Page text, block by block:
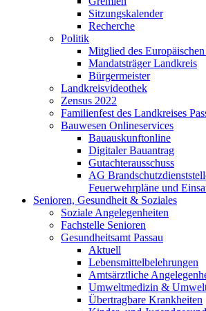
Sitzungskalender
Recherche
Politik
Mitglied des Europäischen
Mandatsträger Landkreis
Bürgermeister
Landkreisvideothek
Zensus 2022
Familienfest des Landkreises
Bauwesen Onlineservices
Bauauskunftonline
Digitaler Bauantrag
Gutachterausschuss
AG
Feuerwehrpläne und
Senioren, Gesundheit & Soziales
Soziale Angelegenheiten
Fachstelle Senioren
Gesundheitsamt Passau
Aktuell
Lebensmittelbelehrungen
Amtsärztliche
Umweltmedizin &
Übertragbare Krankheiten